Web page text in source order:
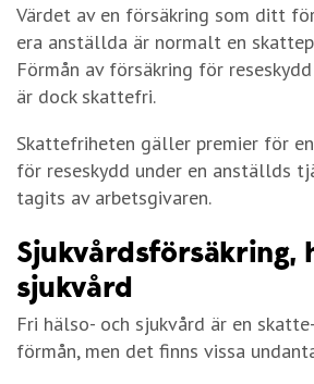
Värdet av en försäkring som ditt
era anställda är normalt en
Förmån av försäkring för
är dock skattefri.
Skattefriheten gäller premier för
för reseskydd under en anställds
tagits av arbetsgivaren.
Sjukvårdsförsäkring,
sjukvård
Fri hälso- och sjukvård är en
förmån, men det finns vissa